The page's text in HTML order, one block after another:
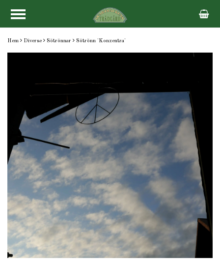
Hem Diverse Sötrönnar Sötrönn 'Konzentra'